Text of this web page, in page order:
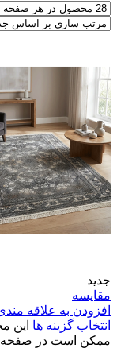
جدید
مقایسه
افزودن به علاقه
انتخاب گزینه ها این
ممکن است در صفحه